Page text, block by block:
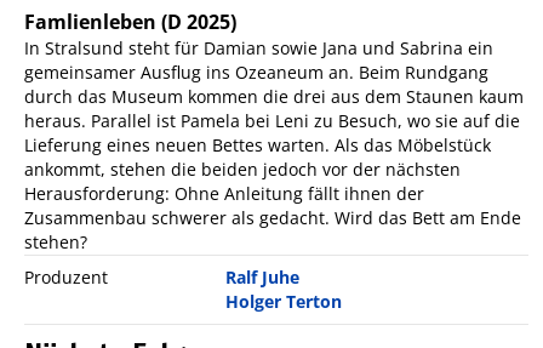
Famlienleben (D 2025)
In Stralsund steht für Damian sowie Jana und Sabrina ein
gemeinsamer Ausflug ins Ozeaneum an. Beim Rundgang
durch das Museum kommen die drei aus dem Staunen kaum
heraus. Parallel ist Pamela bei Leni zu Besuch, wo sie auf die
Lieferung eines neuen Bettes warten. Als das Möbelstück
ankommt, stehen die beiden jedoch vor der nächsten
Herausforderung: Ohne Anleitung fällt ihnen der
Zusammenbau schwerer als gedacht. Wird das Bett am Ende
stehen?
Produzent
Ralf Juhe
Holger Terton